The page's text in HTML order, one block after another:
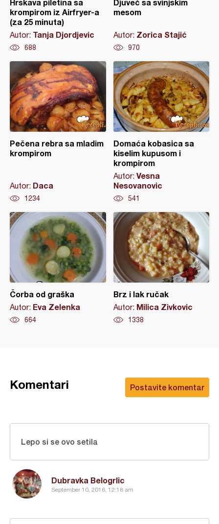
Hrskava piletina sa
krompirom iz Airfryer-a
(za 25 minuta)
Autor: Tanja Djordjevic
688
Djuveč sa svinjskim
mesom
Autor: Zorica Stajić
970
Pečena rebra sa mladim
krompirom
Autor: Daca
1234
Domaća kobasica sa
kiselim kupusom i
krompirom
Autor: Vesna
Nesovanovic
541
Čorba od graška
Autor: Eva Zelenka
664
Brz i lak ručak
Autor: Milica Zivkovic
1338
Postavite komentar
Komentari
Dubravka Belogrlic
September 10, 2016, 12:18 am
Lepo si se ovo setila